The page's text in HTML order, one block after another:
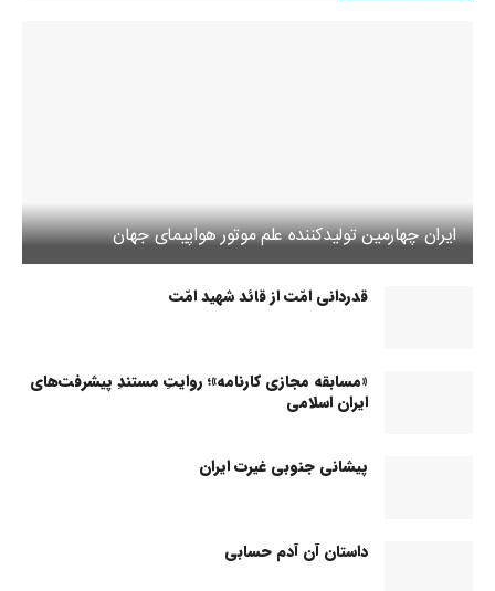
ایران چهارمین تولیدکننده علم موتور هواپیمای جهان
قدردانی امّت از قائد شهید امّت
«مسابقه مجازی کارنامه»؛ روایتِ مستندِ پیشرفت‌های
ایران اسلامی
پیشانی جنوبی غیرت ایران
داستان آن آدم حسابی